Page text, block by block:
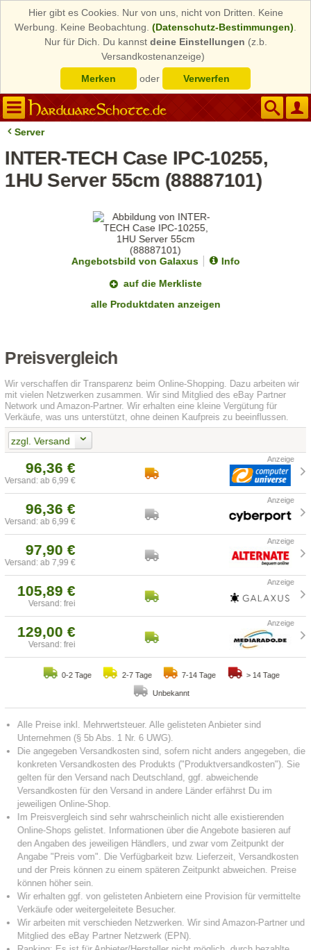
Hier gibt es Cookies. Nur von uns, nicht von Dritten. Keine
Werbung. Keine Beobachtung. (Datenschutz-Bestimmungen)
Nur für Dich. Du kannst deine Einstellungen (z.b.
Versandkostenanzeige)
Merken
oder Verwerfen
Server
INTER-TECH Case IPC-10255,
1HU Server 55cm (88887101)
Angebotsbild von Galaxus
Info
auf die Merkliste
alle Produktdaten anzeigen
Preisvergleich
Wir verschaffen dir Transparenz beim Online-Shopping. Dazu arbeiten wir
mit vielen Netzwerken zusammen. Wir sind Mitglied des eBay Partner
Network und Amazon-Partner. Wir erhalten eine kleine Vergütung für
Verkäufe, was uns unterstützt, ohne deinen Kaufpreis zu beeinflussen.
zzgl. Versand
96,36 €
Versand: ab 6,99 €
96,36 €
Versand: ab 6,99 €
97,90 €
Versand: ab 7,99 €
105,89 €
Versand: frei
129,00 €
Versand: frei
0-2 Tage 2-7 Tage 7-14 Tage > 14 Tage
Unbekannt